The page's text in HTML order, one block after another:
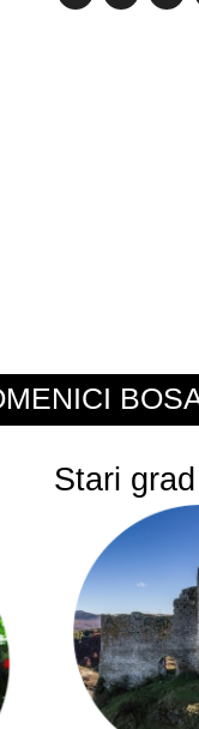
Stari